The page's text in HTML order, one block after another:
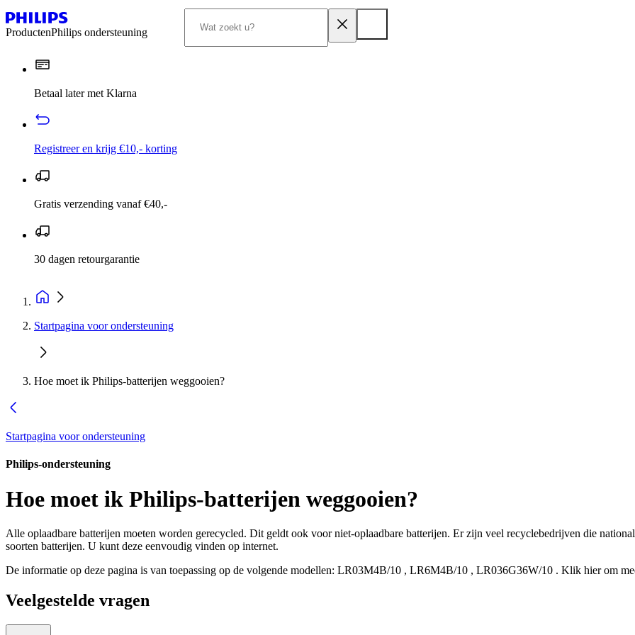
ProductenPhilips ondersteuning
Betaal later met Klarna
Registreer en krijg €10,- korting
Gratis verzending vanaf €40,-
30 dagen retourgarantie
Startpagina voor ondersteuning
Hoe moet ik Philips-batterijen weggooien?
Startpagina voor ondersteuning
Philips-ondersteuning
Hoe moet ik Philips-batterijen weggooien?
Alle oplaadbare batterijen moeten worden gerecycled. Dit geldt ook voor niet-oplaadbare batterijen. Er zijn veel recyclebedrijven die
soorten batterijen. U kunt deze eenvoudig vinden op internet.
De informatie op deze pagina is van toepassing op de volgende modellen: LR03M4B/10 , LR6M4B/10 , LR036G36W/10 . Klik hier om
Veelgestelde vragen